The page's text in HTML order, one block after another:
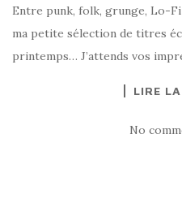
Entre punk, folk, grunge, Lo-
ma petite sélection de titres
printemps… J’attends vos
LIRE
No